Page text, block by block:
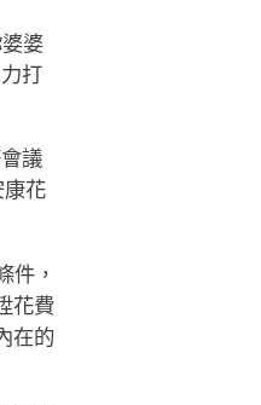
婆
打
議
康花
件，
花費
在的